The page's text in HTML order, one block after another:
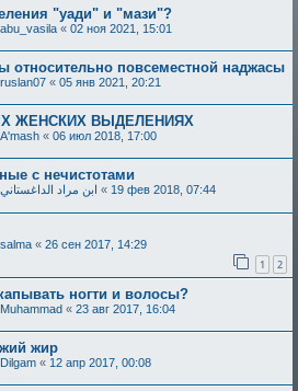
"уади" и "мази"?
abu_vasila « 02 ноя 2021, 15:01
относительно повсеместной наджасы
ruslan07 « 05 янв 2021, 20:21
ЖЕНСКИХ ВЫДЕЛЕНИЯХ
A'mash « 06 июл 2018, 17:00
с нечистотами
ابن مراد الداغستاني « 19 фев 2018, 07:44
salma « 26 сен 2017, 14:29
1 2
ногти и волосы?
Muhammad « 23 авг 2017, 16:04
жир
Dilgam « 12 апр 2017, 00:08